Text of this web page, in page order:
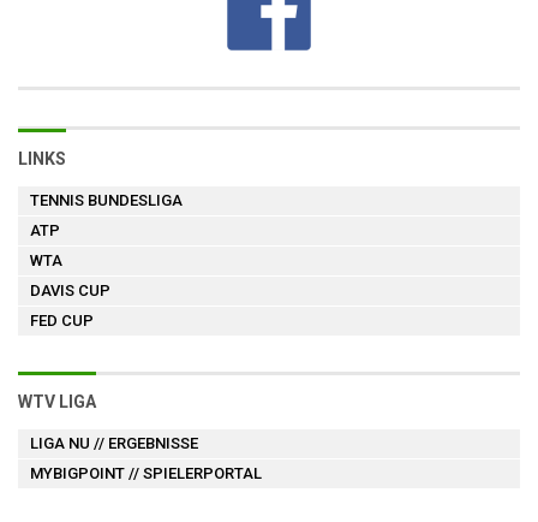
LINKS
TENNIS BUNDESLIGA
ATP
WTA
DAVIS CUP
FED CUP
WTV LIGA
LIGA NU // ERGEBNISSE
MYBIGPOINT // SPIELERPORTAL